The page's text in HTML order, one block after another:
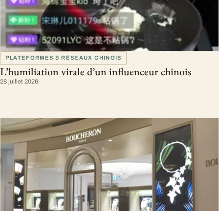
PLATEFORMES & RÉSEAUX CHINOIS
L’humiliation virale d’un influenceur chinois
28 juillet 2026